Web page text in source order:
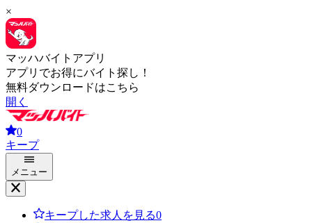
×
マッハバイトアプリ
アプリでお得にバイト探し！
無料ダウンロードはこちら
開く
0
キープ
メニュー
キープした求人を見る0